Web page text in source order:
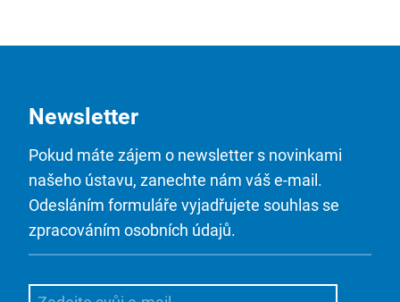
Newsletter
Pokud máte zájem o newsletter s novinkami
našeho ústavu, zanechte nám váš e-mail.
Odesláním formuláře vyjadřujete souhlas se
zpracováním osobních údajů.